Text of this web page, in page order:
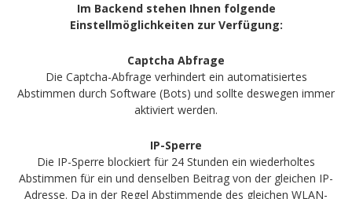
Im Backend stehen Ihnen folgende
Einstellmöglichkeiten zur Verfügung:
Captcha Abfrage
Die Captcha-Abfrage verhindert ein automatisiertes
Abstimmen durch Software (Bots) und sollte deswegen immer
aktiviert werden.
IP-Sperre
Die IP-Sperre blockiert für 24 Stunden ein wiederholtes
Abstimmen für ein und denselben Beitrag von der gleichen IP-
Adresse. Da in der Regel Abstimmende des gleichen WLAN-